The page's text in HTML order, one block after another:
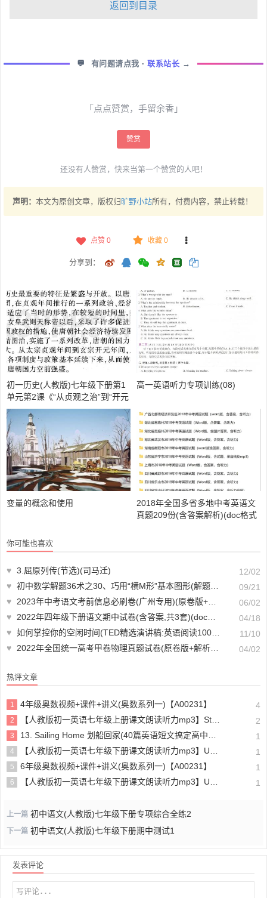
返回到目录
💬 有问题请点我 ·联系站长 →
「点点赞赏，手留余香」
赞赏
还没有人赞赏，快来当第一个赞赏的人吧！
声明： 本文为原创文章，版权归 旷野小站所有，付费内容，禁止转载！
点赞 0 收藏 0
分享到：
初一历史(人教版)七年级下册第1
单元第2课《“从贞观之治”到“开元
盛世”》教材全解
高一英语听力专项训练(08)
变量的概念和使用
2018年全国多省多地中考英语文
真题209份(含答案解析)(doc格式
你可能也喜欢
♥ 3.屈原列传(节选)(司马迁)
12/02
♥ 初中数学解题36术之30、巧用“横M形”基本图形(解题秘籍+应用举例+跟踪练习)
09/21
♥ 2023年中考语文考前信息必刷卷(广州专用)(原卷版+解析版 共3套)(doc格式下载)【A01579】
06/02
♥ 2022年四年级下册语文期中试卷(含答案,共3套)(doc格式下载)【A02036】
04/18
♥ 如何掌控你的空闲时间(TED精选演讲稿:英语阅读100篇)【A00494】
11/10
♥ 2022年全国统一高考甲卷物理真题试卷(原卷版+解析版)(doc格式下载)【A02170】 04/02
热评文章
1 4年级奥数视频+课件+讲义(奥数系列一)【A00231】 4
2 【人教版初一英语七年级上册课文朗读听力mp3】Starter unit 1 Good morning! 2
3 13. Sailing Home 划船回家(40篇英语短文搞定高中高考3500个单词) 1
4 【人教版初一英语七年级下册课文朗读听力mp3】Unit 4 1
5 6年级奥数视频+课件+讲义(奥数系列一)【A00231】 1
6 【人教版初一英语七年级下册课文朗读听力mp3】Unit 6 1
上一篇 初中语文(人教版)七年级下册专项综合全练2
下一篇 初中语文(人教版)七年级下册期中测试1
发表评论